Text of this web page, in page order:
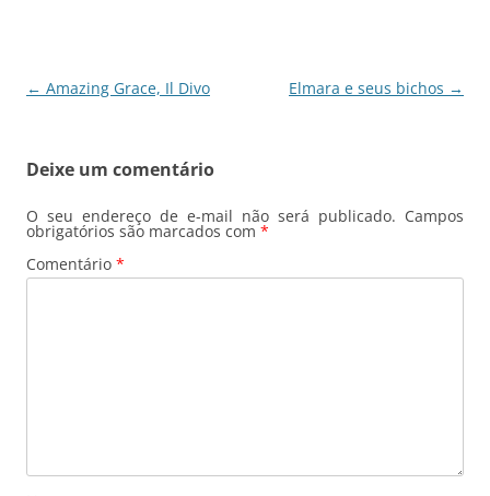
o
k
p
Navegação
← Amazing Grace, Il Divo Elmara e seus bichos →
Deixe um comentário
O seu endereço de e-mail não será publicado. Campos
obrigatórios são marcados com *
Comentário *